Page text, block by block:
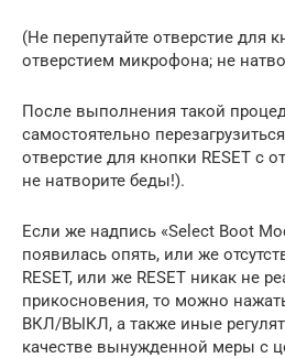
(Не перепутайте отверстие для
отверстием микрофона; не
После выполнения такой
самостоятельно
отверстие для кнопки RESET c
не натворите беды!).
Если же надпись «Select Boot
появилась опять, или же
RESET, или же RESET никак не
прикосновения, то можно
ВКЛ/ВЫКЛ, а также иные
качестве вынужденной меры с